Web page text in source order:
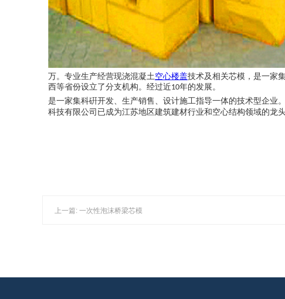
万。专业生产经营现浇混凝土空心楼盖技术及相关芯模，是一家
西等省份设立了分支机构。经过近10年的发展。
是一家集科硏开发、生产销售、设计施工指导一体的技术型企业
科技有限公司已成为江苏地区建筑建材行业和空心结构领域的龙
上一篇: 一次性泡沫桥梁芯模